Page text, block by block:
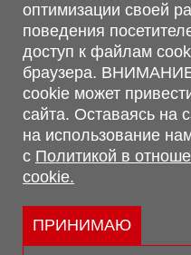
г. Минск, Минский р-н, п.
223062
г. Брест, ул. Лейтенанта
Обращаем Ваше внимание,
информация, касающаяся
характеристик, цветовых
сервисного обслуживания
не является публичной
Гражданского кодекса
Политика обработки
Политикой в отношении
оптимизации своей
поведения
доступ к файлам
браузера.
cookie может
сайта. Оставаясь на
на использование
с Политикой в
cookie.
ПРИНИМАЮ